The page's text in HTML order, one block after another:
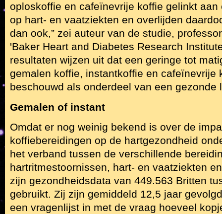
oploskoffie en cafeïnevrije koffie gelinkt
op hart- en vaatziekten en overlijden
dan ook,” zei auteur van de studie,
'Baker Heart and Diabetes Research
resultaten wijzen uit dat een geringe tot
gemalen koffie, instantkoffie en cafeïnevrije
beschouwd als onderdeel van een gezonde
Gemalen of instant
Omdat er nog weinig bekend is over de
koffiebereidingen op de hartgezondheid
het verband tussen de verschillende
hartritmestoornissen, hart- en vaatziekten
zijn gezondheidsdata van 449.563 Britten
gebruikt. Zij zijn gemiddeld 12,5 jaar
een vragenlijst in met de vraag hoeveel